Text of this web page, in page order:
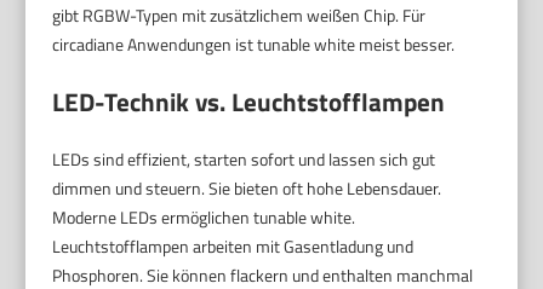
gibt RGBW-Typen mit zusätzlichem weißen Chip. Für
circadiane Anwendungen ist tunable white meist besser.
LED-Technik vs. Leuchtstofflampen
LEDs sind effizient, starten sofort und lassen sich gut
dimmen und steuern. Sie bieten oft hohe Lebensdauer.
Moderne LEDs ermöglichen tunable white.
Leuchtstofflampen arbeiten mit Gasentladung und
Phosphoren. Sie können flackern und enthalten manchmal